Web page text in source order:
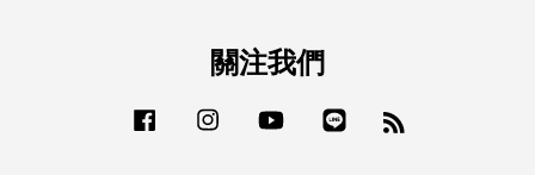
關注我們
Facebook Instagram YouTube